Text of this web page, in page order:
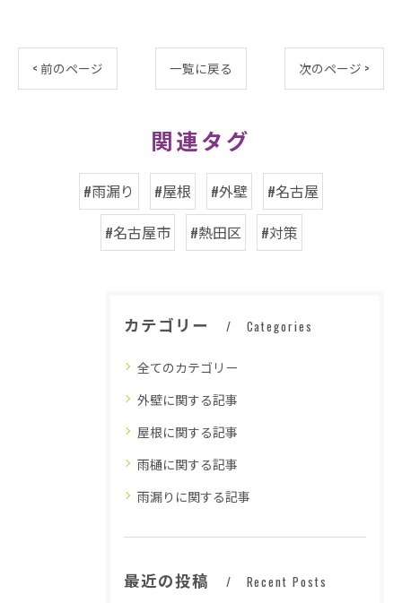
< 前のページ 一覧に戻る 次のページ >
関連タグ
#雨漏り #屋根 #外壁
#名古屋
#名古屋市
#熱田区 #対策
カテゴリー Categories
全てのカテゴリー
外壁に関する記事
屋根に関する記事
雨樋に関する記事
雨漏りに関する記事
最近の投稿 Recent Posts